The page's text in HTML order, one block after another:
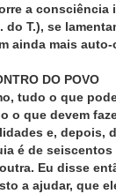
a consciência
do T.), se
ainda mais
DO POVO
tudo o que
o que devem
e, depois,
é de
Eu disse
a ajudar, que